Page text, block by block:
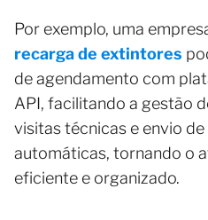
Por exemplo, uma
recarga de extintores
de agendamento com
API, facilitando a gestão
visitas técnicas e envio
automáticas, tornando o
eficiente e organizado.